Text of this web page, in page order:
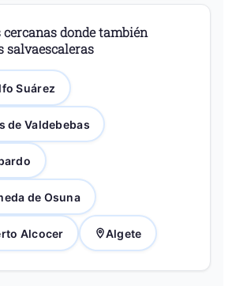
cercanas donde también
salvaescaleras
Suárez
de Valdebebas
de Osuna
Alcocer Algete